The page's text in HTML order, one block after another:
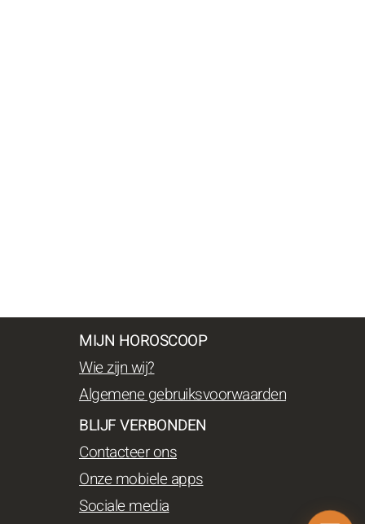
MIJN HOROSCOOP
Wie zijn wij?
Algemene gebruiksvoorwaarden
BLIJF VERBONDEN
Contacteer ons
Onze mobiele apps
Sociale media